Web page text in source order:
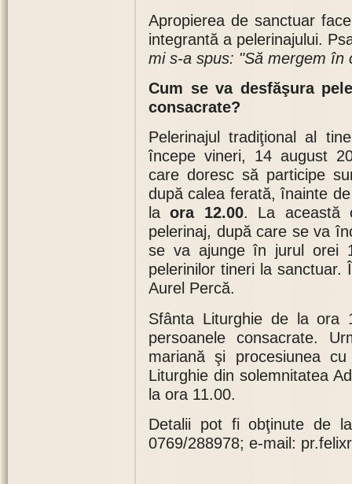
Apropierea de sanctuar
integrantă a pelerinajului.
mi s-a spus: "Să mergem în
Cum se va desfăşura
consacrate?
Pelerinajul tradiţional al
începe vineri, 14 august
care doresc să participe
după calea ferată, înainte
laora 12.00. La această
pelerinaj, după care se va
se va ajunge în jurul orei
pelerinilor tineri la sanctuar.
Aurel Percă.
Sfânta Liturghie de la
persoanele consacrate.
mariană şi procesiunea
Liturghie din solemnitatea
la ora 11.00.
Detalii pot fi obţinute de
0769/288978; e-mail: